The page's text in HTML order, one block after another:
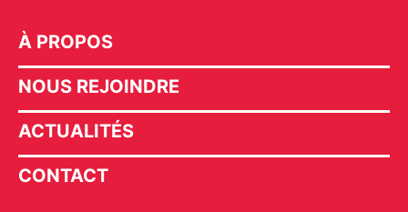
À PROPOS
NOUS REJOINDRE
ACTUALITÉS
CONTACT